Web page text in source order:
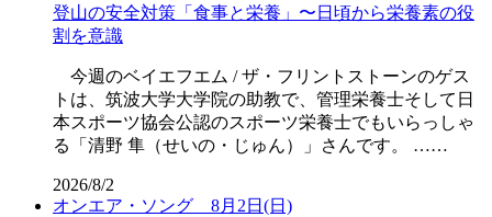
登山の安全対策「食事と栄養」〜日頃から栄養素の役
割を意識
今週のベイエフエム / ザ・フリントストーンのゲス
トは、筑波大学大学院の助教で、管理栄養士そして日
本スポーツ協会公認のスポーツ栄養士でもいらっしゃ
る「清野 隼（せいの・じゅん）」さんです。 ……
2026/8/2
オンエア・ソング 8月2日(日)